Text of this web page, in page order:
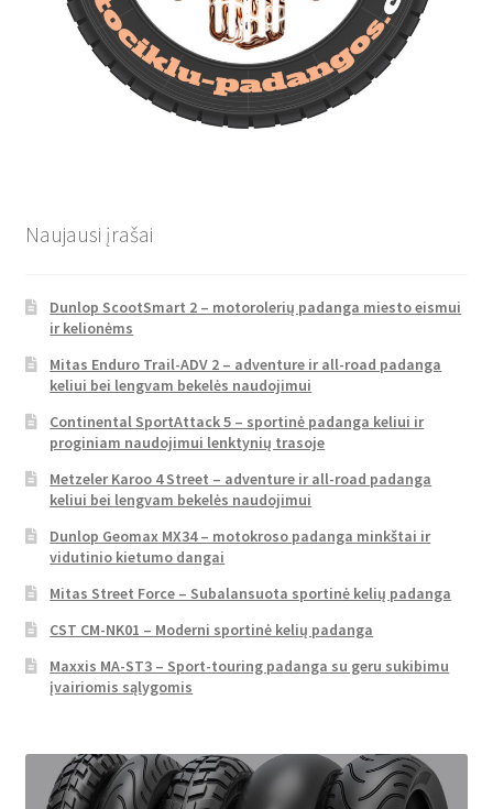
Naujausi įrašai
Dunlop ScootSmart 2 – motorolerių padanga miesto eismui
ir kelionėms
Mitas Enduro Trail-ADV 2 – adventure ir all-road padanga
keliui bei lengvam bekelės naudojimui
Continental SportAttack 5 – sportinė padanga keliui ir
proginiam naudojimui lenktynių trasoje
Metzeler Karoo 4 Street – adventure ir all-road padanga
keliui bei lengvam bekelės naudojimui
Dunlop Geomax MX34 – motokroso padanga minkštai ir
vidutinio kietumo dangai
Mitas Street Force – Subalansuota sportinė kelių padanga
CST CM-NK01 – Moderni sportinė kelių padanga
Maxxis MA-ST3 – Sport-touring padanga su geru sukibimu
įvairiomis sąlygomis